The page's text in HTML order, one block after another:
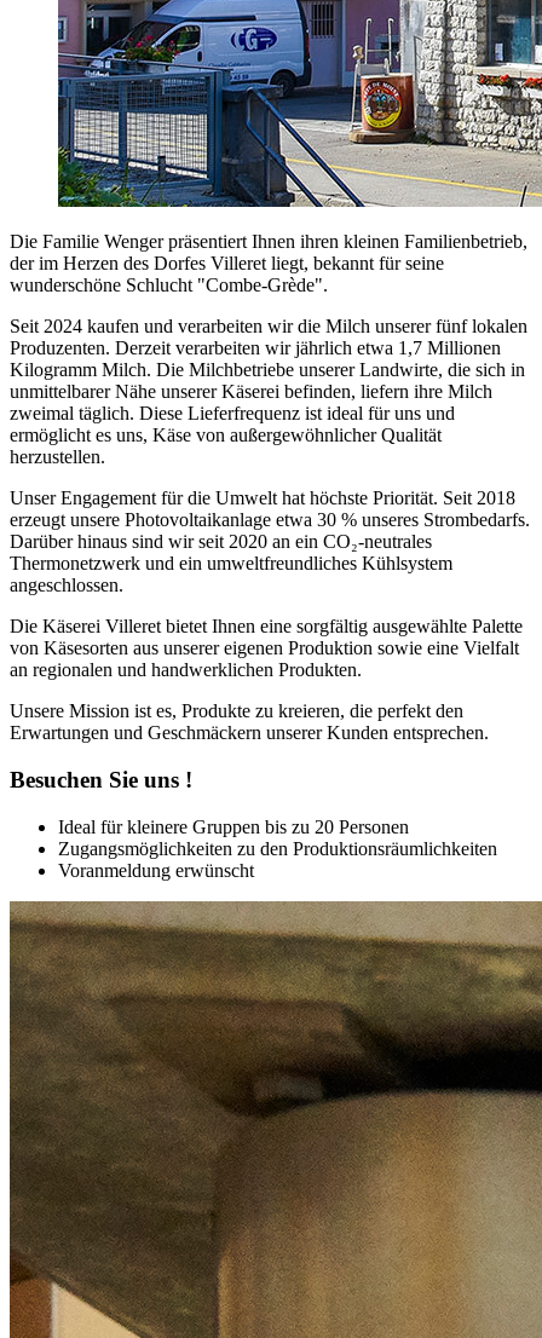
Die Familie Wenger präsentiert Ihnen ihren kleinen Familienbetrieb,
der im Herzen des Dorfes Villeret liegt, bekannt für seine
wunderschöne Schlucht "Combe-Grède".
Seit 2024 kaufen und verarbeiten wir die Milch unserer fünf lokalen
Produzenten. Derzeit verarbeiten wir jährlich etwa 1,7 Millionen
Kilogramm Milch. Die Milchbetriebe unserer Landwirte, die sich in
unmittelbarer Nähe unserer Käserei befinden, liefern ihre Milch
zweimal täglich. Diese Lieferfrequenz ist ideal für uns und
ermöglicht es uns, Käse von außergewöhnlicher Qualität
herzustellen.
Unser Engagement für die Umwelt hat höchste Priorität. Seit 2018
erzeugt unsere Photovoltaikanlage etwa 30 % unseres Strombedarfs.
Darüber hinaus sind wir seit 2020 an ein CO₂-neutrales
Thermonetzwerk und ein umweltfreundliches Kühlsystem
angeschlossen.
Die Käserei Villeret bietet Ihnen eine sorgfältig ausgewählte Palette
von Käsesorten aus unserer eigenen Produktion sowie eine Vielfalt
an regionalen und handwerklichen Produkten.
Unsere Mission ist es, Produkte zu kreieren, die perfekt den
Erwartungen und Geschmäckern unserer Kunden entsprechen.
Besuchen Sie uns !
Ideal für kleinere Gruppen bis zu 20 Personen
Zugangsmöglichkeiten zu den Produktionsräumlichkeiten
Voranmeldung erwünscht